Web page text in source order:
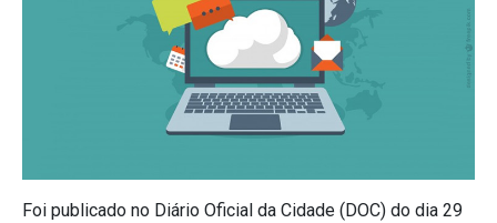
Foi publicado no Diário Oficial da Cidade (DOC) do dia 29